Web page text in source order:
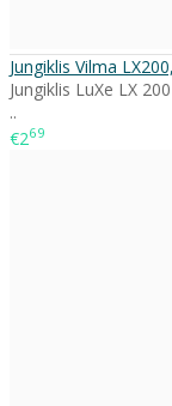
Jungiklis Vilma
Jungiklis LuXe LX
..
€269